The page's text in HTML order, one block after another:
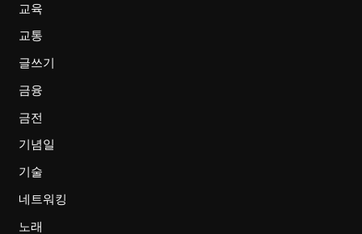
교육
교통
글쓰기
금융
금전
기념일
기술
네트워킹
노래